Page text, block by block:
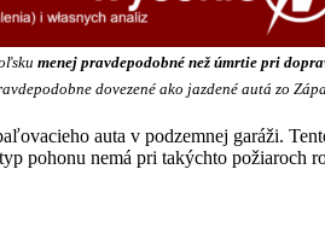
menej pravdepodobné než úmrtie pri
dovezené ako jazdené autá zo
auta v podzemnej garáži.
pohonu nemá pri takýchto požiaroch